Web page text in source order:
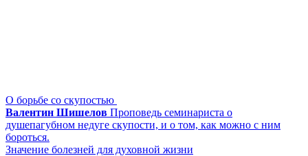
О борьбе со скупостью
Валентин Шишелов Проповедь семинариста о
душепагубном недуге скупости, и о том, как можно с ним
бороться.
Значение болезней для духовной жизни